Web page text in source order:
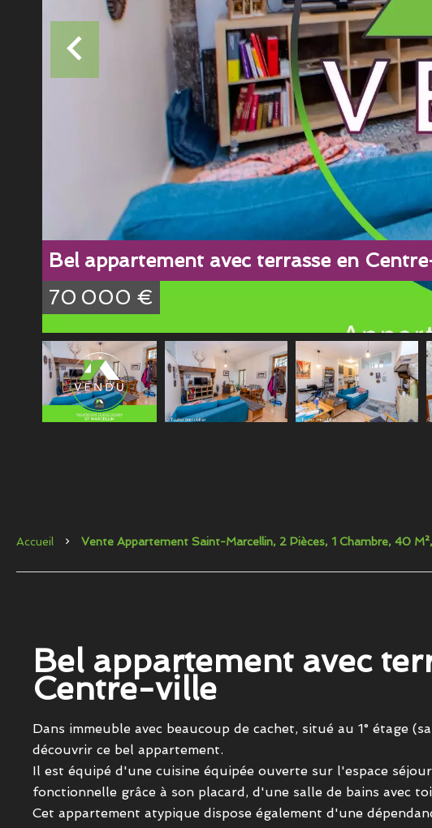
Bel appartement avec terrasse en
70 000 €
Accueil Vente Appartement Saint-Marcellin, 2 Pièces, 1 Chambre, 40
Bel appartement avec
Centre-ville
Dans immeuble avec beaucoup de cachet, situé au 1° étage
découvrir ce bel appartement.
Il est équipé d'une cuisine équipée ouverte sur l'espace
fonctionnelle grâce à son placard, d'une salle de bains avec
Cet appartement atypique dispose également d'une